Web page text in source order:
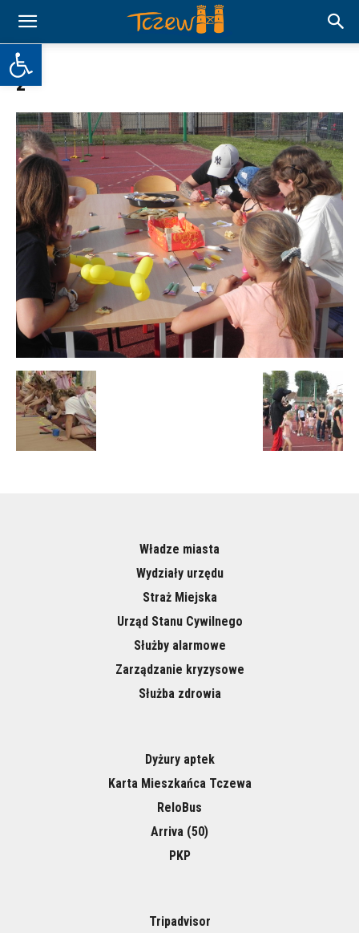
Otwórz pasek narzędzi
2
Władze miasta
Wydziały urzędu
Straż Miejska
Urząd Stanu Cywilnego
Służby alarmowe
Zarządzanie kryzysowe
Służba zdrowia
Dyżury aptek
Karta Mieszkańca Tczewa
ReloBus
Arriva (50)
PKP
Tripadvisor